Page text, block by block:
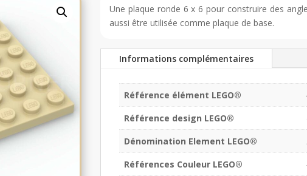
Une plaque ronde 6 x 6 pour construire des
aussi être utilisée comme plaque de base.
Informations complémentaires
Référence élément LEGO®
Référence design LEGO®
Dénomination Element LEGO®
Références Couleur LEGO®